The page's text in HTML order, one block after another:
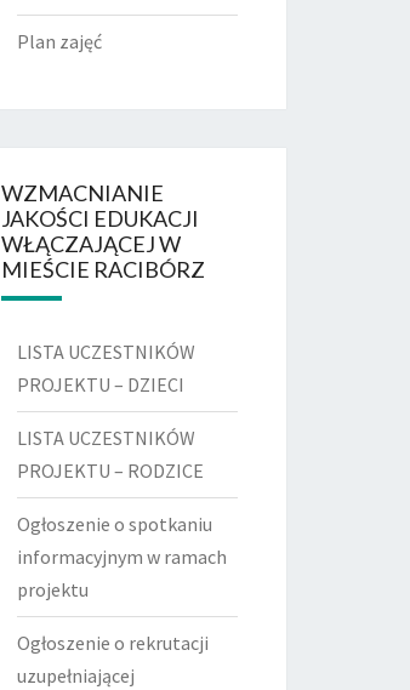
Plan zajęć
WZMACNIANIE
JAKOŚCI EDUKACJI
WŁĄCZAJĄCEJ W
MIEŚCIE RACIBÓRZ
LISTA UCZESTNIKÓW
PROJEKTU – DZIECI
LISTA UCZESTNIKÓW
PROJEKTU – RODZICE
Ogłoszenie o spotkaniu
informacyjnym w ramach
projektu
Ogłoszenie o rekrutacji
uzupełniającej